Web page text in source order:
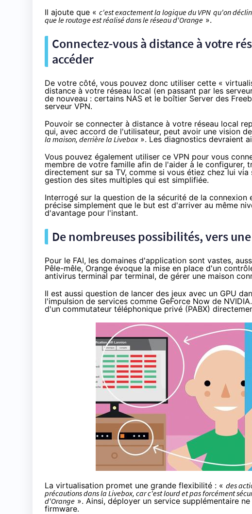
Il ajoute que « c'est exactement la logique du VPN qu'on
que le routage est réalisé dans le réseau d'Orange ».
Connectez-vous à distance à votre
accéder
De votre côté, vous pouvez donc utiliser cette «
distance à votre réseau local (en passant par les
de nouveau : certains NAS et le boîtier Server des
serveur VPN.
Pouvoir se connecter à distance à votre réseau local
qui, avec accord de l'utilisateur, peut avoir une vision
la maison, derrière la Livebox». Les diagnostics devraient
Vous pouvez également utiliser ce VPN pour vous
membre de votre famille afin de l'aider à le configurer,
directement sur sa TV, comme si vous étiez chez lui
gestion des sites multiples qui est simplifiée.
Interrogé sur la question de la sécurité de la
précise simplement que le but est d'arriver au même
d'avantage pour l'instant.
De nombreuses possibilités, vers
Pour le FAI, les domaines d'application sont vastes,
Pêle-mêle, Orange évoque la mise en place d'un
antivirus terminal par terminal, de gérer une maison
Il est aussi question de lancer des jeux avec un GPU
l'impulsion de services comme GeForce Now de NVIDIA
d'un commutateur téléphonique privé (PABX)
La virtualisation promet une grande flexibilité : « des
précautions dans laLivebox, car c'est lourd et pas forcément
d'Orange ». Ainsi, déployer un service supplémentaire
firmware.